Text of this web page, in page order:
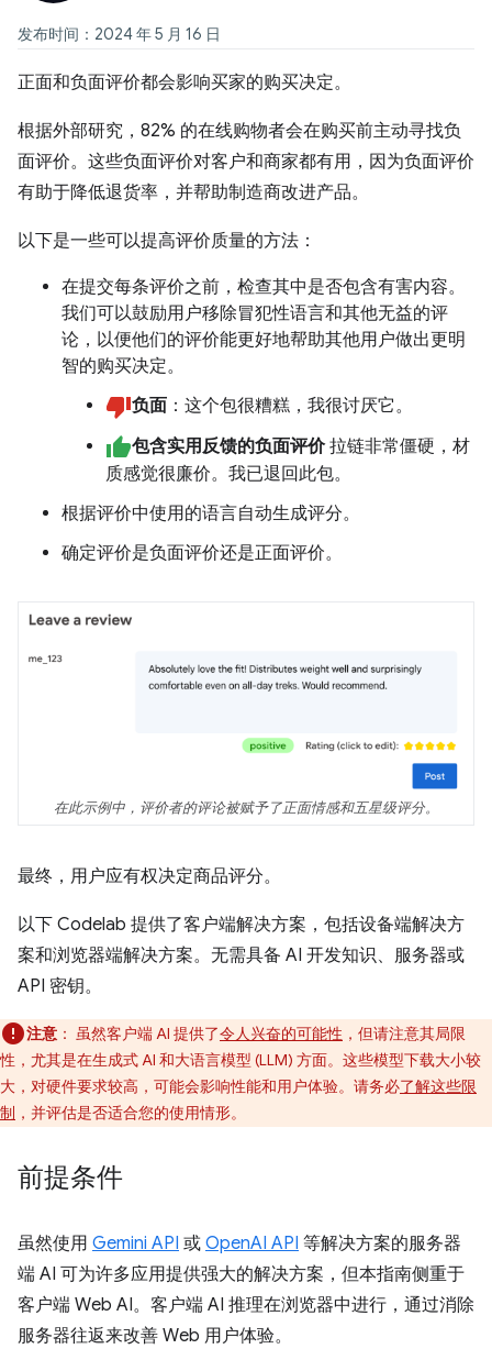
发布时间：2024 年 5 月 16 日
正面和负面评价都会影响买家的购买决定。
根据外部研究，82% 的在线购物者会在购买前主动寻找负
面评价。这些负面评价对客户和商家都有用，因为负面评价
有助于降低退货率，并帮助制造商改进产品。
以下是一些可以提高评价质量的方法：
在提交每条评价之前，检查其中是否包含有害内容。
我们可以鼓励用户移除冒犯性语言和其他无益的评
论，以便他们的评价能更好地帮助其他用户做出更明
智的购买决定。
负面 ：这个包很糟糕，我很讨厌它。
包含实用反馈的负面评价拉链非常僵硬，材
质感觉很廉价。我已退回此包。
根据评价中使用的语言自动生成评分。
确定评价是负面评价还是正面评价。
在此示例中，评价者的评论被赋予了正面情感和五星级评分。
最终，用户应有权决定商品评分。
以下 Codelab 提供了客户端解决方案，包括设备端解决方
案和浏览器端解决方案。无需具备 AI 开发知识、服务器或
API 密钥。
注意 ： 虽然客户端 AI 提供了令人兴奋的可能性 ，但请注意其局限
性，尤其是在生成式 AI 和大语言模型 (LLM) 方面。这些模型下载大小较
大，对硬件要求较高，可能会影响性能和用户体验。请务必了解这些限
制 ，并评估是否适合您的使用情形。
前提条件
虽然使用 Gemini API 或 OpenAI API 等解决方案的服务器
端 AI 可为许多应用提供强大的解决方案，但本指南侧重于
客户端 Web AI。客户端 AI 推理在浏览器中进行，通过消除
服务器往返来改善 Web 用户体验。